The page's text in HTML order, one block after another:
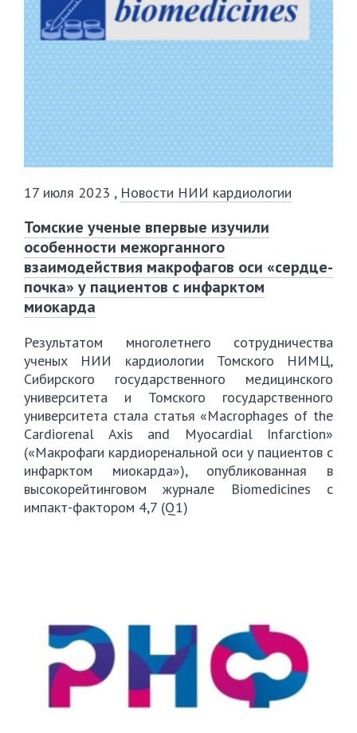
17 июля 2023 , Новости НИИ кардиологии
Томские ученые впервые изучили
особенности межорганного
взаимодействия макрофагов оси «сердце-
почка» у пациентов с инфарктом
миокарда
Результатом многолетнего сотрудничества
ученых НИИ кардиологии Томского НИМЦ,
Сибирского государственного медицинского
университета и Томского государственного
университета стала статья «Macrophages of the
Cardiorenal Axis and Myocardial Infarction»
(«Макрофаги кардиоренальной оси у пациентов с
инфарктом миокарда»), опубликованная в
высокорейтинговом журнале Biomedicines с
импакт-фактором 4,7 (Q1)